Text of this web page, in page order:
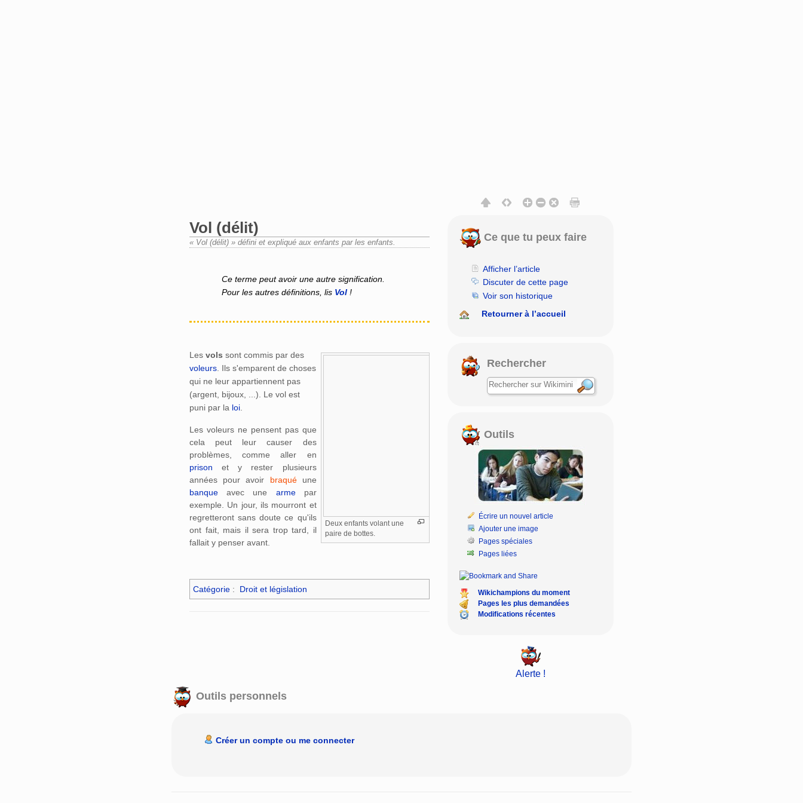
Vol (délit)
« Vol (délit) » défini et expliqué aux enfants par les enfants.
Ce terme peut avoir une autre signification.
Pour les autres définitions, lis Vol!
Deux enfants volant une
paire de bottes.
Les vols sont commis par des
voleurs. Ils s'emparent de choses
qui ne leur appartiennent pas
(argent, bijoux, ...). Le vol est
puni par la loi.
Les voleurs ne pensent pas que
cela peut leur causer des
problèmes, comme aller en
prison et y rester plusieurs
années pour avoir braquéune
banque avec une armepar
exemple. Un jour, ils mourront et
regretteront sans doute ce qu'ils
ont fait, mais il sera trop tard, il
fallait y penser avant.
Catégorie : Droit et législation
Ce que tu peux faire
Afficher l’article
Discuter de cette page
Voir son historique
Retourner à l’accueil
Rechercher
Outils
Écrire un nouvel article
Ajouter une image
Pages spéciales
Pages liées
Wikichampions du moment
Pages les plus demandées
Modifications récentes
Alerte !
Outils personnels
Créer un compte ou me connecter